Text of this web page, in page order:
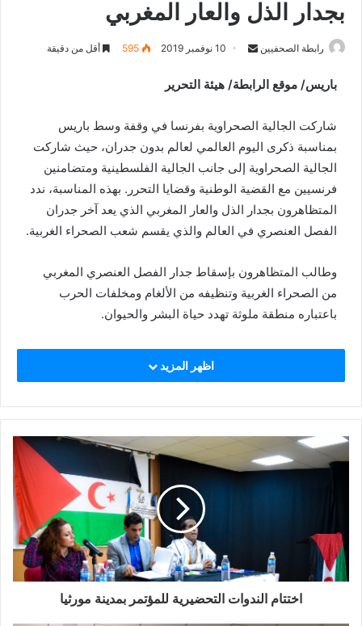
بجدار الذل والعار المغربي
رابطة الصحفيين
n
a
n
e
a
10 نوفمبر 2019 595 أقل من دقيقة
باريس/ موقع الرابطة/ هيئة التحرير
شاركت الجالية الصحراوية بفرنسا في وقفة وسط باريس
بمناسبة ذكرى اليوم العالمي لعالم بدون جدران، حيث شاركت
الجالية الصحراوية إلى جانب الجالية الفلسطينية ومتضامنين
فرنسيين مع القضية الوطنية وقضايا التحرر. بهذه المناسبة، ندد
المتظاهرون بجدار الذل والعار المغربي الذي يعد آخر جدران
الفصل العنصري في العالم والذي يقسم شعب الصحراء الغربية.
وطالب المتظاهرون بإسقاط جدار الفصل العنصري المغربي
من الصحراء الغربية وتنظيفه من الألغام ومخلفات الحرب
باعتباره منطقة ملوثة تهدد حياة البشر والحيوان.
اظهر المزيد
اختتام الندوات التحضيرية للمؤتمر بمدينة مورثيا